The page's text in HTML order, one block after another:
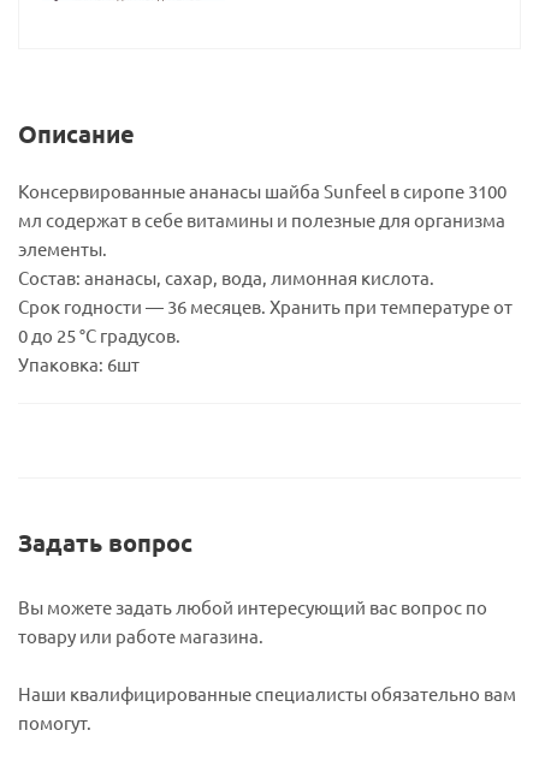
Описание
Консервированные ананасы шайба Sunfeel в сиропе 3100
мл содержат в себе витамины и полезные для организма
элементы.
Состав: ананасы, сахар, вода, лимонная кислота.
Срок годности — 36 месяцев. Хранить при температуре от
0 до 25 °C градусов.
Упаковка: 6шт
Задать вопрос
Вы можете задать любой интересующий вас вопрос по
товару или работе магазина.
Наши квалифицированные специалисты обязательно вам
помогут.